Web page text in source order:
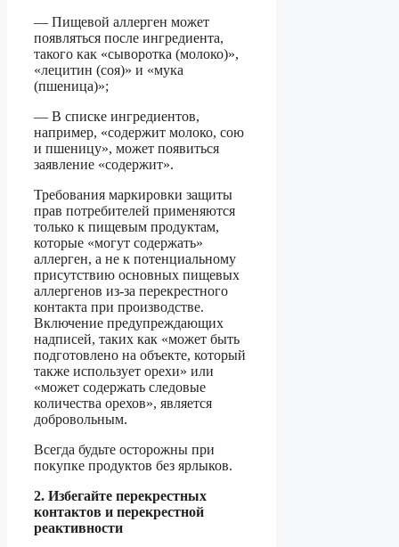
— Пищевой аллерген может
появляться после ингредиента,
такого как «сыворотка (молоко)»,
«лецитин (соя)» и «мука
(пшеница)»;
— В списке ингредиентов,
например, «содержит молоко, сою
и пшеницу», может появиться
заявление «содержит».
Требования маркировки защиты
прав потребителей применяются
только к пищевым продуктам,
которые «могут содержать»
аллерген, а не к потенциальному
присутствию основных пищевых
аллергенов из-за перекрестного
контакта при производстве.
Включение предупреждающих
надписей, таких как «может быть
подготовлено на объекте, который
также использует орехи» или
«может содержать следовые
количества орехов», является
добровольным.
Всегда будьте осторожны при
покупке продуктов без ярлыков.
2. Избегайте перекрестных
контактов и перекрестной
реактивности